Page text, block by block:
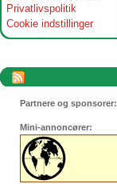
Privatlivspolitik
Cookie indstillinger
Partnere og sponsorer:
Mini-annoncører: